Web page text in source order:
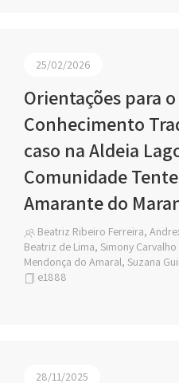
25/02/2026
Orientações para
Conhecimento
caso na Aldeia
Comunidade
Amarante do
Beatriz Ribeiro Ferreira,
Beatriz de Lima, Simony
Mendonça do Amaral, Suzana
e1888
28/11/2025